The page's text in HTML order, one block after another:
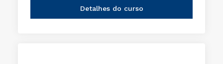
Detalhes do curso